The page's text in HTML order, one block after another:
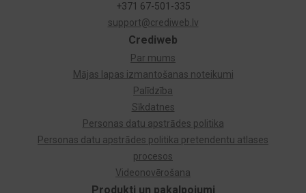
Produkti un pakalpojumi
Crediweb
Par mums
Mājas lapas izmantošanas noteikumi
Palīdzība
Sīkdatnes
Personas datu apstrādes politika
Personas datu apstrādes politika pretendentu atlases
procesos
Videonovērošana
+371 67-501-335
support@crediweb.lv